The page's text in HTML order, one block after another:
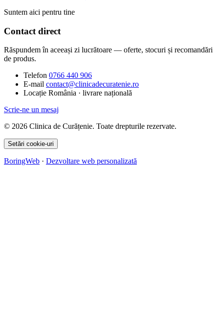
Suntem aici pentru tine
Contact direct
Răspundem în aceeași zi lucrătoare — oferte, stocuri și recomandări
de produs.
Telefon 0766 440 906
E-mail contact@clinicadecuratenie.ro
Locație România · livrare națională
Scrie-ne un mesaj
© 2026 Clinica de Curățenie. Toate drepturile rezervate.
Setări cookie-uri
BoringWeb · Dezvoltare web personalizată